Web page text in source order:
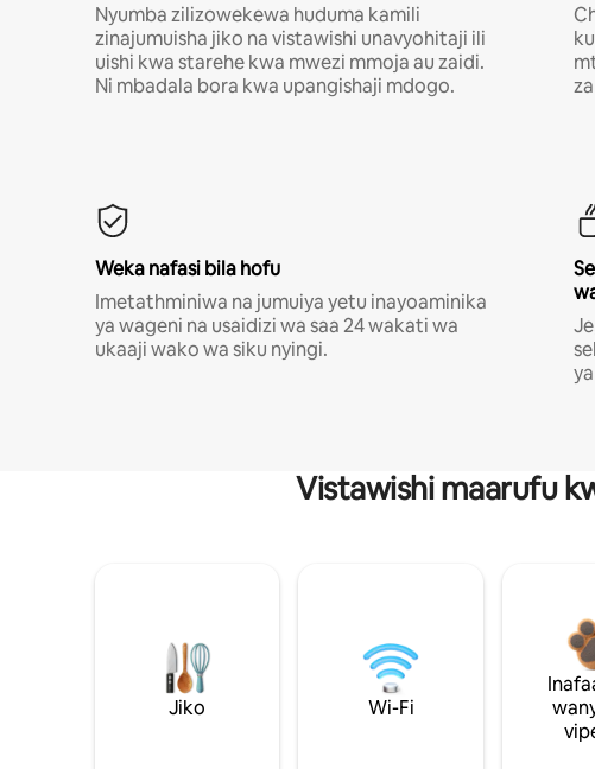
Nyumba zilizowekewa huduma kamili
zinajumuisha jiko na vistawishi unavyohitaji ili
uishi kwa starehe kwa mwezi mmoja au zaidi.
Ni mbadala bora kwa upangishaji mdogo.
Weka nafasi bila hofu
Imetathminiwa na jumuiya yetu inayoaminika
ya wageni na usaidizi wa saa 24 wakati wa
ukaaji wako wa siku nyingi.
Vistawishi maarufu
Jiko Wi-Fi